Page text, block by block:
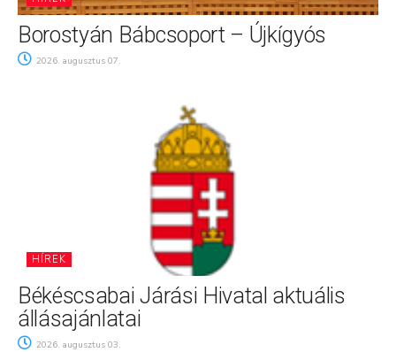
Borostyán Bábcsoport – Újkígyós
2026. augusztus 07.
HÍREK
Békéscsabai Járási Hivatal aktuális
állásajánlatai
2026. augusztus 03.